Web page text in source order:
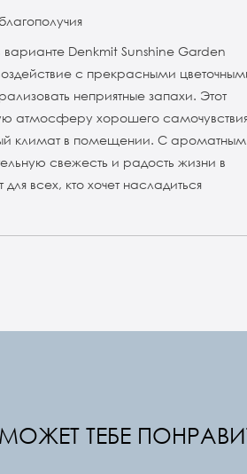
Denkmit Sunshine Garden
с прекрасными
неприятные запахи. Этот
атмосферу хорошего
климат в помещении. С ароматным
свежесть и радость жизни в
всех, кто хочет насладиться
МОЖЕТ ТЕБЕ